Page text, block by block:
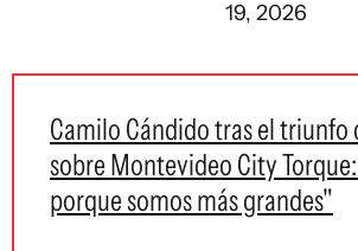
19, 2026
Camilo Cándido tras el triunfo
sobre Montevideo City
porque somos más grandes"